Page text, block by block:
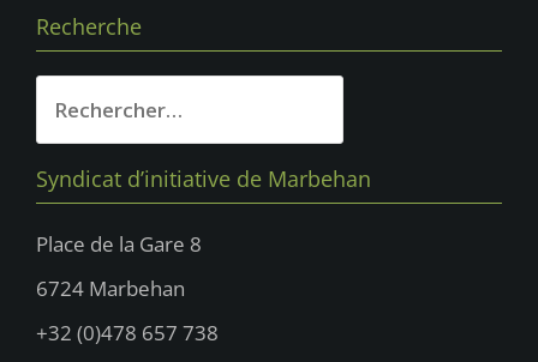
Recherche
Syndicat d’initiative de Marbehan
Place de la Gare 8
6724 Marbehan
+32 (0)478 657 738